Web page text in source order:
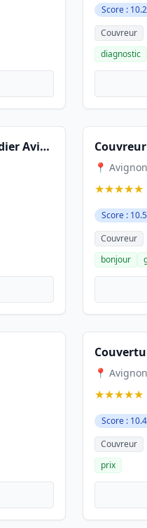
Score :
Couvreur
diagnostic
Gontelle Couverture couvreur façadier Avignon - Fuite Toiture
📍 Avignon
★★★★★
Score :
Couvreur
bonjour
📍 Avignon
★★★★★
Score :
Couvreur
prix